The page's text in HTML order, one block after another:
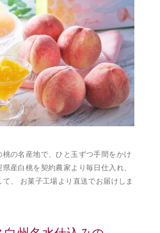
の名産地で、ひと玉ずつ手間をかけ
産白桃を契約農家より毎日仕入れ、
、 お菓子工場より直送でお届けしま